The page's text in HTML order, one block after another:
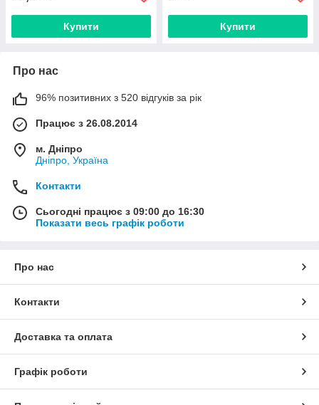
Купити Купити
Про нас
96% позитивних з 520 відгуків за рік
Працює з 26.08.2014
м. Дніпро
Дніпро, Україна
Контакти
Сьогодні працює з 09:00 до 16:30
Показати весь графік роботи
Про нас
Контакти
Доставка та оплата
Графік роботи